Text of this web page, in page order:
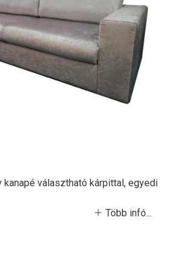
választható kárpittal, egyedi
Több infó...